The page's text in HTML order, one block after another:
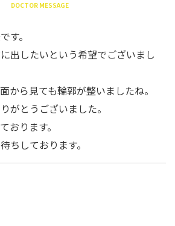
東京
名古屋
福岡
DOCTOR MESSAGE
す。
出したいという希望でございまし
から見ても輪郭が整いましたね。
がとうございました。
おります。
ちしております。